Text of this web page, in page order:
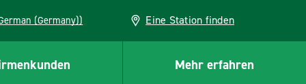
(German (Germany)) Eine Station finden
Mehr erfahren